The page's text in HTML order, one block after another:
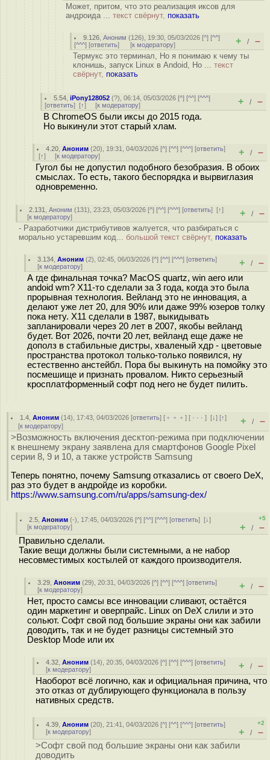
Может, притом, что это реализация иксов для
андроида ... текст свёрнут, показать
9.126 ,Аноним (126), 19:30, 05/03/2026 [^] [^^]
[^^^] [ответить] [к модератору] + / –
Термукс это терминал, Но я понимаю к чему ты
клонишь, запуск Linux в Andoid, Но ... текст
свёрнут, показать
5.54 ,iPony128052 (?), 06:14, 05/03/2026 [^] [^^] [^^^]
[ответить] [↑] [к модератору] + / –
В ChromeOS были иксы до 2015 года.
Но выкинули этот старый хлам.
4.20 ,Аноним (20), 19:31, 04/03/2026 [^] [^^] [^^^] [ответить]
[↑] [к модератору] + / –
Гугол бы не допустил подобного безобразия. В обоих
смыслах. То есть, такого беспорядка и вырвиглазия
одновременно.
2.131 ,Аноним (131), 23:23, 05/03/2026 [^] [^^] [^^^] [ответить][↑]
[к модератору] + / –
- Разработчики дистрибутивов жалуется, что разбираться с
морально устаревшим код... большой текст свёрнут, показать
3.134 ,Аноним (2), 02:45, 06/03/2026 [^] [^^] [^^^] [ответить]
[к модератору] + / –
А где финальная точка? MacOS quartz, win aero или
andoid wm? X11-то сделали за 3 года, когда это была
прорывная технология. Вейланд это не инновация, а
делают уже лет 20, для 90% или даже 99% юзеров толку
пока нету. X11 сделали в 1987, выкидывать
запланировали через 20 лет в 2007, якобы вейланд
будет. Вот 2026, почти 20 лет, вейланд еще даже не
дополз в стабильные дистры, хваленый хдр - цветовые
пространства протокол только-только появился, ну
естественно анстейбл. Пора бы выкинуть на помойку это
посмешище и признать провалом. Никто серьезный
кросплатформенный софт под него не будет пилить.
1.4 ,Аноним (14), 17:43, 04/03/2026 [ответить] [ ﹢﹢﹢] [ · · ·][↓] [↑]
[к модератору] + / –
>Возможность включения десктоп-режима при подключении
к внешнему экрану заявлена для смартфонов Google Pixel
серии 8, 9 и 10, а также устройств Samsung
Теперь понятно, почему Samsung отказались от своего DeX,
раз это будет в андройде из коробки.
https://www.samsung.com/ru/apps/samsung-dex/
2.5 ,Аноним (-), 17:45, 04/03/2026 [^] [^^] [^^^] [ответить][↓]
[к модератору]
+5
+ / –
Правильно сделали.
Такие вещи должны были системными, а не набор
несовместимых костылей от каждого производителя.
3.29 ,Аноним (29), 20:31, 04/03/2026 [^] [^^] [^^^] [ответить]
[к модератору] + / –
Нет, просто самсы все инновации сливают, остаётся
один маркетинг и оверпрайс. Linux on DeX слили и это
сольют. Софт свой под большие экраны они как забили
доводить, так и не будет разницы системный это
Desktop Mode или их
4.32 ,Аноним (14), 20:35, 04/03/2026 [^] [^^] [^^^] [ответить]
[к модератору] + / –
Наоборот всё логично, как и официальная причина, что
это отказ от дублирующего функционала в пользу
нативных средств.
4.39 ,Аноним (20), 21:41, 04/03/2026 [^] [^^] [^^^] [ответить]
[к модератору]
+2
+ / –
>Софт свой под большие экраны они как забили
доводить